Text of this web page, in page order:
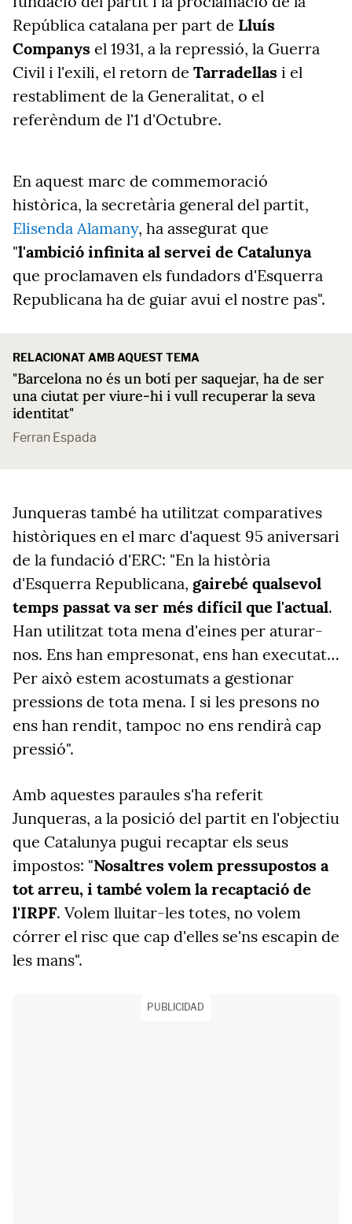
República catalana per part de Lluís
Companys el 1931, a la repressió, la Guerra
Civil i l'exili, el retorn de Tarradellas i el
restabliment de la Generalitat, o el
referèndum de l'1 d'Octubre.
En aquest marc de commemoració
històrica, la secretària general del partit,
Elisenda Alamany, ha assegurat que
"l'ambició infinita al servei de Catalunya
que proclamaven els fundadors d'Esquerra
Republicana ha de guiar avui el nostre pas".
RELACIONAT AMB AQUEST TEMA
"Barcelona no és un botí per saquejar, ha de ser
una ciutat per viure-hi i vull recuperar la seva
identitat"
Ferran Espada
Junqueras també ha utilitzat comparatives
històriques en el marc d'aquest 95 aniversari
de la fundació d'ERC: "En la història
d'Esquerra Republicana, gairebé qualsevol
temps passat va ser més difícil que l'actual.
Han utilitzat tota mena d'eines per aturar-
nos. Ens han empresonat, ens han executat…
Per això estem acostumats a gestionar
pressions de tota mena. I si les presons no
ens han rendit, tampoc no ens rendirà cap
pressió".
Amb aquestes paraules s'ha referit
Junqueras, a la posició del partit en l'objectiu
que Catalunya pugui recaptar els seus
impostos: "Nosaltres volem pressupostos a
tot arreu, i també volem la recaptació de
l'IRPF. Volem lluitar-les totes, no volem
córrer el risc que cap d'elles se'ns escapin de
les mans".
PUBLICIDAD